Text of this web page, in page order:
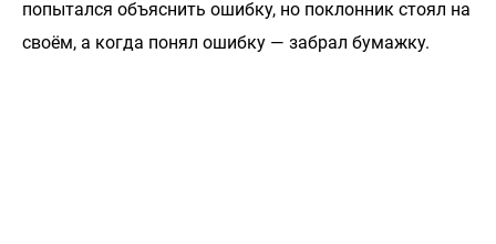
попытался объяснить ошибку, но поклонник стоял на
своём, а когда понял ошибку — забрал бумажку.